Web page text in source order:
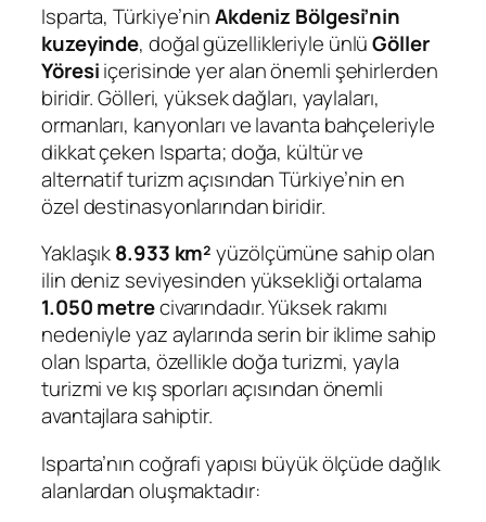
Isparta, Türkiye’ninAkdeniz Bölgesi’nin
kuzeyinde, doğal güzellikleriyle ünlüGöller
Yöresiiçerisinde yer alan önemli şehirlerden
biridir. Gölleri, yüksek dağları, yaylaları,
ormanları, kanyonları ve lavanta bahçeleriyle
dikkat çeken Isparta; doğa, kültür ve
alternatif turizm açısından Türkiye’nin en
özel destinasyonlarından biridir.
Yaklaşık8.933 km²yüzölçümüne sahip olan
ilin deniz seviyesinden yüksekliği ortalama
1.050 metrecivarındadır. Yüksek rakımı
nedeniyle yaz aylarında serin bir iklime sahip
olan Isparta, özellikle doğa turizmi, yayla
turizmi ve kış sporları açısından önemli
avantajlara sahiptir.
Isparta’nın coğrafi yapısı büyük ölçüde dağlık
alanlardan oluşmaktadır: